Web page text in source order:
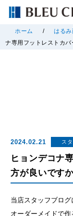
ホーム / はるみ
ナ専用フットレストカ
2024.02.21 スタ
ヒョンデコナ
方が良いです
当店スタッフブログ
オーダーメイドで